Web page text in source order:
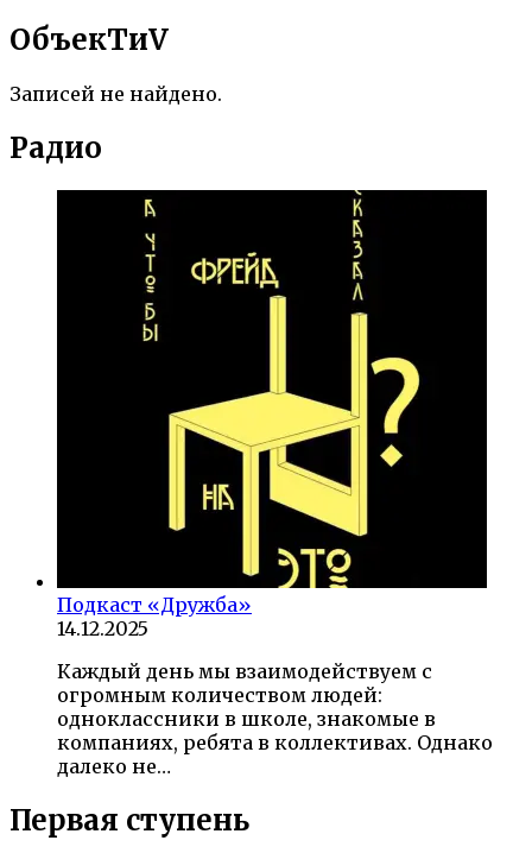
ОбъекTиV
Записей не найдено.
Радио
Подкаст «Дружба»
14.12.2025
Каждый день мы взаимодействуем с
огромным количеством людей:
одноклассники в школе, знакомые в
компаниях, ребята в коллективах. Однако
далеко не…
Первая ступень